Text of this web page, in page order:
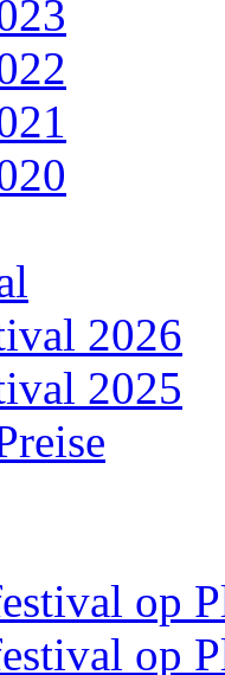
2026
2025
op
op